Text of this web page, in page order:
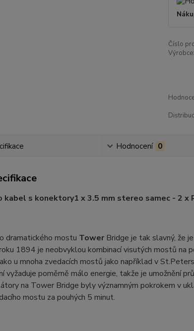
Číslo
Výrobce:
Hodnocení 0
kabel s konektory1 x 3.5 mm stereo samec - 2 x
dramatického mostu TowerBridge je tak slavný, že
1894 je neobvyklou kombinací visutých mostů na
u mnoha zvedacích mostů jako například v
vyžaduje poměrně málo energie, takže je umožnění
na Tower Bridge byly významným pokrokem v
mostu za pouhých 5 minut.